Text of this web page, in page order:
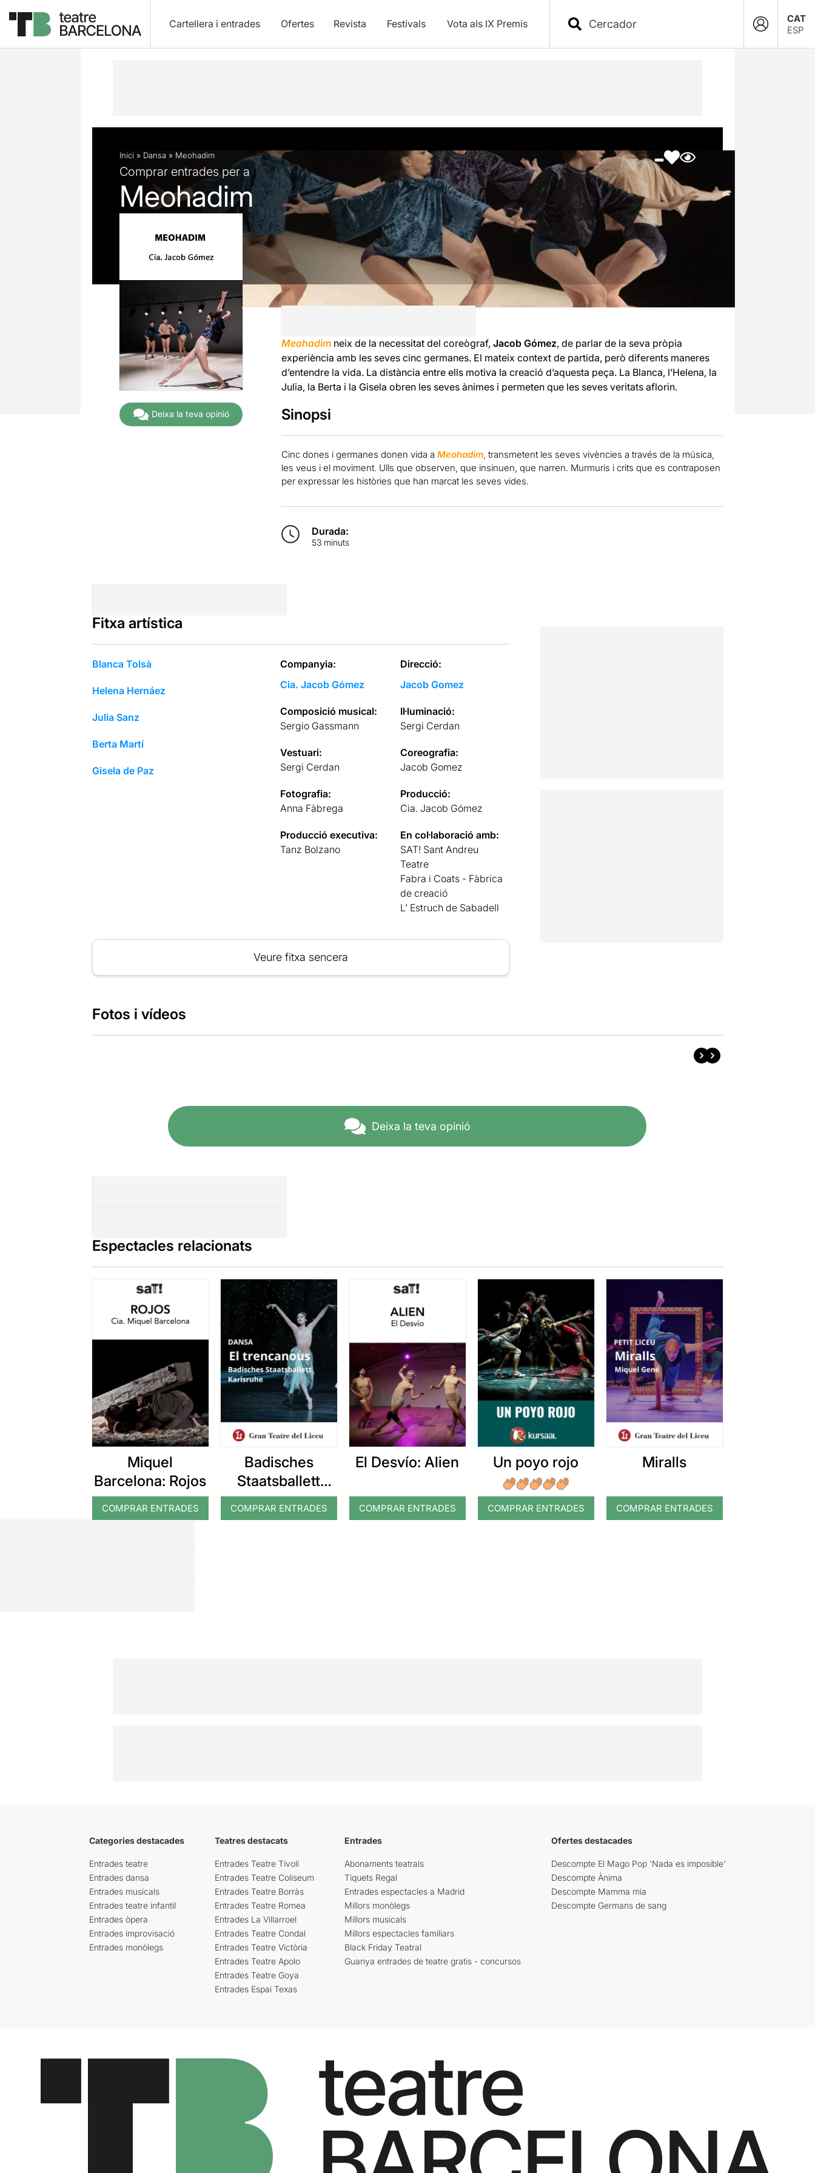
Cartellera i entrades Ofertes Revista Festivals Vota als IX Premis
CAT
ESP
Descripció Fitxa artística Fotos i vídeos
Inici » Dansa » Meohadim
Comprar entrades per a
Meohadim
Deixa la teva opinió
Meohadimneix de la necessitat del coreògraf, Jacob Gómez, de parlar de la seva pròpia
experiència amb les seves cinc germanes. El mateix context de partida, però diferents maneres
d’entendre la vida. La distància entre ells motiva la creació d’aquesta peça. La Blanca, l’Helena, la
Julia, la Berta i la Gisela obren les seves ànimes i permeten que les seves veritats aflorin.
Sinopsi
Cinc dones i germanes donen vida a Meohadim, transmetent les seves vivències a través de la música,
les veus i el moviment. Ulls que observen, que insinuen, que narren. Murmuris i crits que es contraposen
per expressar les històries que han marcat les seves vides.
Durada:
53 minuts
Fitxa artística
Blanca Tolsà
Helena Hernáez
Julia Sanz
Berta Martí
Gisela de Paz
Companyia:
Cia. Jacob Gómez
Direcció:
Jacob Gomez
Composició musical:
Sergio Gassmann
Il·luminació:
Sergi Cerdan
Vestuari:
Sergi Cerdan
Coreografia:
Jacob Gomez
Fotografia:
Anna Fàbrega
Producció:
Cia. Jacob Gómez
Producció executiva:
Tanz Bolzano
En col·laboració amb:
SAT! Sant Andreu
Teatre
Fabra i Coats - Fàbrica
de creació
L’ Estruch de Sabadell
Veure fitxa sencera
Fotos i vídeos
Deixa la teva opinió
Espectacles relacionats
Miquel
Barcelona: Rojos
COMPRAR ENTRADES
Badisches
Staatsballett
Karlsruhe: El
trencanous
COMPRAR ENTRADES
El Desvío: Alien
COMPRAR ENTRADES
Un poyo rojo
COMPRAR ENTRADES
Miralls
COMPRAR ENTRADES
Categories destacades
Entrades teatre
Entrades dansa
Entrades musicals
Entrades teatre infantil
Entrades òpera
Entrades improvisació
Entrades monòlegs
Teatres destacats
Entrades Teatre Tívoli
Entrades Teatre Coliseum
Entrades Teatre Borràs
Entrades Teatre Romea
Entrades La Villarroel
Entrades Teatre Condal
Entrades Teatre Victòria
Entrades Teatre Apolo
Entrades Teatre Goya
Entrades Espai Texas
Entrades
Abonaments teatrals
Tiquets Regal
Entrades espectacles a Madrid
Millors monòlegs
Millors musicals
Millors espectacles familiars
Black Friday Teatral
Guanya entrades de teatre gratis - concursos
Ofertes destacades
Descompte El Mago Pop 'Nada es imposible'
Descompte Ànima
Descompte Mamma mia
Descompte Germans de sang